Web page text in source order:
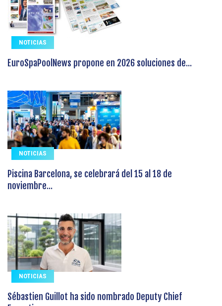
NOTICIAS
EuroSpaPoolNews propone en 2026 soluciones de...
NOTICIAS
Piscina Barcelona, se celebrará del 15 al 18 de
noviembre...
NOTICIAS
Sébastien Guillot ha sido nombrado Deputy Chief